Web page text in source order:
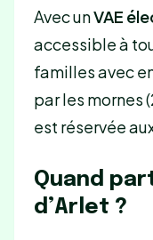
Avec unVAE
accessible à
familles avec
par les mornes
est réservée
Quand
d’Arlet ?